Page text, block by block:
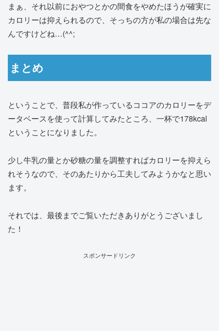
まぁ、それ以前におやつとかの間食をやめたほうが確実に
カロリーは抑えられるので、そっちの方が私の場合は先な
んですけどね…(^^;
まとめ
ということで、普段私が作っているココアのカロリーをデ
ータベースを使って計算してみたところ、一杯で178kcal
ということになりました。
少し牛乳の量とか砂糖の量を調整すればカロリーを抑えら
れそうなので、そのあたりから工夫してみようかなと思い
ます。
それでは、最後までご覧いただきありがとうございまし
た！
スポンサードリンク